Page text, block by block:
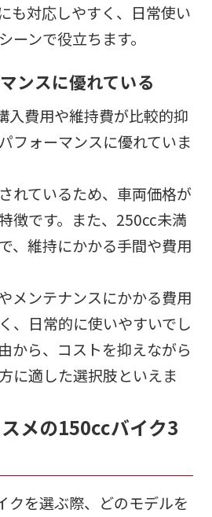
も対応しやすく、日常使い
ーンで役立ちます。
ンスに優れている
入費用や維持費が比較的抑
フォーマンスに優れていま
れているため、車両価格が
徴です。また、250cc未満
、維持にかかる手間や費用
メンテナンスにかかる費用
、日常的に使いやすいでし
から、コストを抑えながら
に適した選択肢といえま
メの150ccバイク3
クを選ぶ際、どのモデルを